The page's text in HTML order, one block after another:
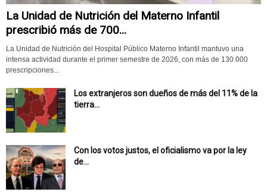
La Unidad de Nutrición del Materno Infantil
prescribió más de 700...
La Unidad de Nutrición del Hospital Público Materno Infantil mantuvo una
intensa actividad durante el primer semestre de 2026, con más de 130.000
prescripciones...
Los extranjeros son dueños de más del 11% de la
tierra...
Con los votos justos, el oficialismo va por la ley
de...